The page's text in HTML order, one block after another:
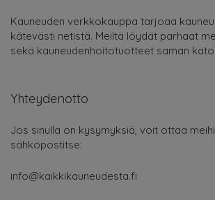
Kauneuden verkkokauppa tarjoaa
kätevästi netistä. Meiltä löydät parhaat
sekä kauneudenhoitotuotteet saman
Yhteydenotto
Jos sinulla on kysymyksiä, voit ottaa
sähköpostitse:
info@kaikkikauneudesta.fi